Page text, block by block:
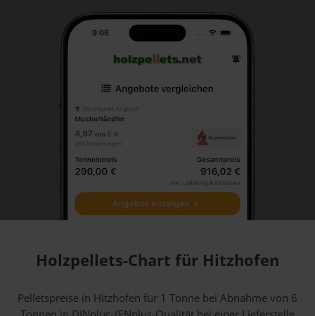
Holzpellets-Chart für Hitzhofen
Pelletspreise in Hitzhofen für 1 Tonne bei Abnahmevon 6